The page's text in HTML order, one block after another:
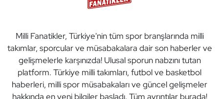
Milli Fanatikler, Türkiye'nin tüm spor branşlarında milli
takımlar, sporcular ve müsabakalara dair son haberler ve
gelişmelerle karşınızda! Ulusal sporun nabzını tutan
platform. Türkiye milli takımları, futbol ve basketbol
haberleri, milli spor müsabakaları ve güncel gelişmeler
hakkında en yeni bilgiler başladı. Tüm ayrıntılar burada!